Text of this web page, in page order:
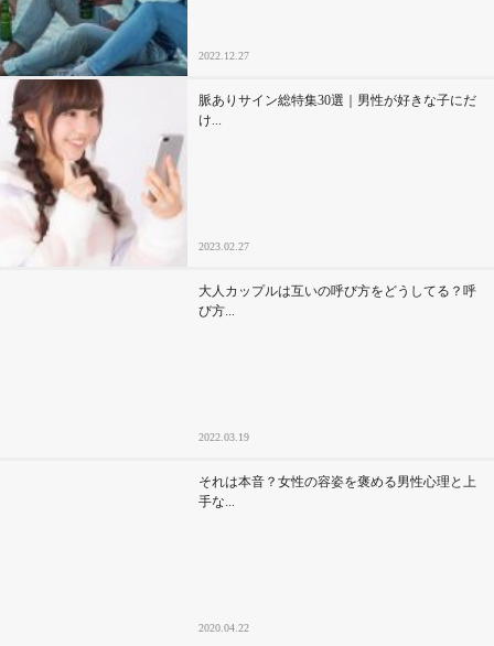
2022.12.27
脈ありサイン総特集30選｜男性が好きな子にだ
け...
2023.02.27
大人カップルは互いの呼び方をどうしてる？呼
び方...
2022.03.19
それは本音？女性の容姿を褒める男性心理と上
手な...
2020.04.22